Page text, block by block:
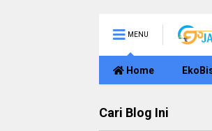
MENU
Home
Cari Blog Ini